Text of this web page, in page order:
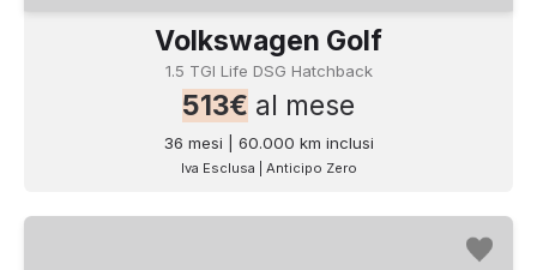
Volkswagen Golf
1.5 TGI Life DSG Hatchback
513€ al mese
36 mesi | 60.000 km inclusi
Iva Esclusa | Anticipo Zero